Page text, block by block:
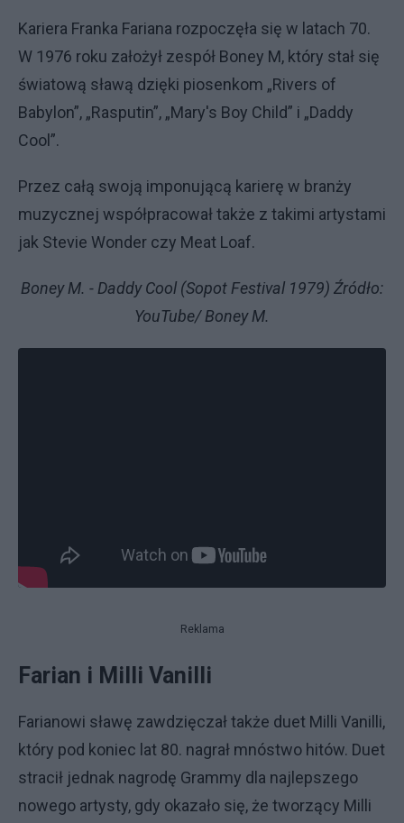
Kariera Franka Fariana rozpoczęła się w latach 70.
W 1976 roku założył zespół Boney M, który stał się
światową sławą dzięki piosenkom „Rivers of
Babylon”, „Rasputin”, „Mary's Boy Child” i „Daddy
Cool”.
Przez całą swoją imponującą karierę w branży
muzycznej współpracował także z takimi artystami
jak Stevie Wonder czy Meat Loaf.
Boney M. - Daddy Cool (Sopot Festival 1979) Źródło:
YouTube/ Boney M.
Reklama
Farian i Milli Vanilli
Farianowi sławę zawdzięczał także duet Milli Vanilli,
który pod koniec lat 80. nagrał mnóstwo hitów. Duet
stracił jednak nagrodę Grammy dla najlepszego
nowego artysty, gdy okazało się, że tworzący Milli